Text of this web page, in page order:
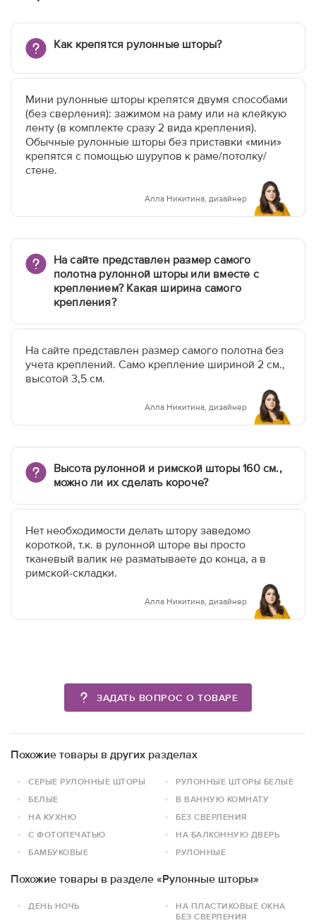
Как крепятся рулонные шторы?
Мини рулонные шторы крепятся двумя способами
(без сверления): зажимом на раму или на клейкую
ленту (в комплекте сразу 2 вида крепления).
Обычные рулонные шторы без приставки «мини»
крепятся с помощью шурупов к раме/потолку/
стене.
Алла Никитина, дизайнер
На сайте представлен размер самого
полотна рулонной шторы или вместе с
креплением? Какая ширина самого
крепления?
На сайте представлен размер самого полотна без
учета креплений. Само крепление шириной 2 см.,
высотой 3,5 см.
Алла Никитина, дизайнер
Высота рулонной и римской шторы 160 см.,
можно ли их сделать короче?
Нет необходимости делать штору заведомо
короткой, т.к. в рулонной шторе вы просто
тканевый валик не разматываете до конца, а в
римской-складки.
Алла Никитина, дизайнер
ЗАДАТЬ ВОПРОС О ТОВАРЕ
Похожие товары в других разделах
СЕРЫЕ РУЛОННЫЕ ШТОРЫ
РУЛОННЫЕ ШТОРЫ БЕЛЫЕ
БЕЛЫЕ
В ВАННУЮ КОМНАТУ
НА КУХНЮ
БЕЗ СВЕРЛЕНИЯ
С ФОТОПЕЧАТЬЮ
НА БАЛКОННУЮ ДВЕРЬ
БАМБУКОВЫЕ
РУЛОННЫЕ
Похожие товары в разделе «Рулонные шторы»
ДЕНЬ НОЧЬ
НА ПЛАСТИКОВЫЕ ОКНА
БЕЗ СВЕРЛЕНИЯ